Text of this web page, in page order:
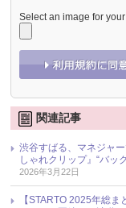
Select an image for
関連記事
渋谷すばる、マネジャ
しゃれクリップ』“バッ
2026年3月22日
【STARTO 2025年総ま